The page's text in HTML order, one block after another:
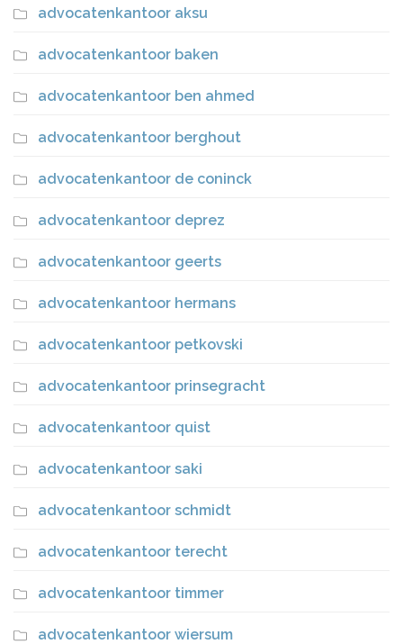
advocatenkantoor aksu
advocatenkantoor baken
advocatenkantoor ben ahmed
advocatenkantoor berghout
advocatenkantoor de coninck
advocatenkantoor deprez
advocatenkantoor geerts
advocatenkantoor hermans
advocatenkantoor petkovski
advocatenkantoor prinsegracht
advocatenkantoor quist
advocatenkantoor saki
advocatenkantoor schmidt
advocatenkantoor terecht
advocatenkantoor timmer
advocatenkantoor wiersum